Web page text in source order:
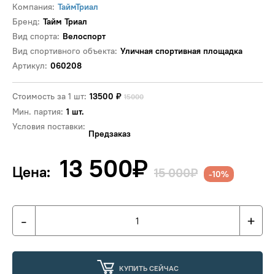
Компания: ТаймТриал
Бренд: Тайм Триал
Вид спорта: Велоспорт
Вид спортивного объекта: Уличная спортивная площадка
Артикул: 060208
Стоимость за 1 шт: 13500 ₽ 15000
Мин. партия: 1 шт.
Условия поставки:
Предзаказ
Цена: 13 500₽ 15 000₽ -10%
- +
КУПИТЬ СЕЙЧАС